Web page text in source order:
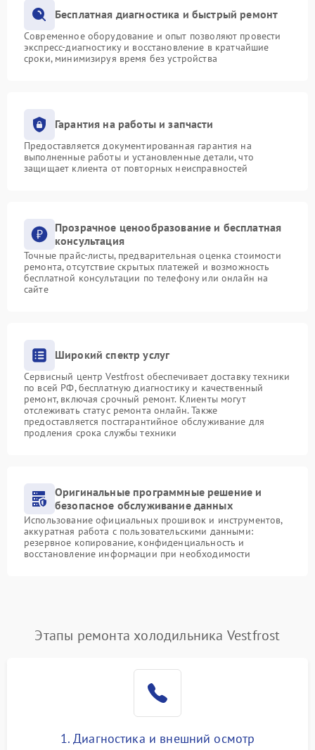
Бесплатная диагностика и быстрый ремонт
Современное оборудование и опыт позволяют провести
экспресс-диагностику и восстановление в кратчайшие
сроки, минимизируя время без устройства
Гарантия на работы и запчасти
Предоставляется документированная гарантия на
выполненные работы и установленные детали, что
защищает клиента от повторных неисправностей
Прозрачное ценообразование и бесплатная
консультация
Точные прайс-листы, предварительная оценка стоимости
ремонта, отсутствие скрытых платежей и возможность
бесплатной консультации по телефону или онлайн на
сайте
Широкий спектр услуг
Сервисный центр Vestfrost обеспечивает доставку техники
по всей РФ, бесплатную диагностику и качественный
ремонт, включая срочный ремонт. Клиенты могут
отслеживать статус ремонта онлайн. Также
предоставляется постгарантийное обслуживание для
продления срока службы техники
Оригинальные программные решение и
безопасное обслуживание данных
Использование официальных прошивок и инструментов,
аккуратная работа с пользовательскими данными:
резервное копирование, конфиденциальность и
восстановление информации при необходимости
Этапы ремонта холодильника Vestfrost
1. Диагностика и внешний осмотр